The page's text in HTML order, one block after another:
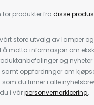
for produkter fra disse
store utvalg av lamper
motta informasjon om
og
oppfordringer om
du finner i alle
i vårpersonvernerklæring.